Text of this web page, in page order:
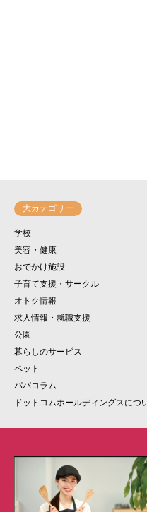
大カテゴリー
学校
美容・健康
おでかけ施設
子育て支援・サークル
オトク情報
求人情報・就職支援
公園
暮らしのサービス
ペット
パパコラム
ドットコムホールディングスにつ